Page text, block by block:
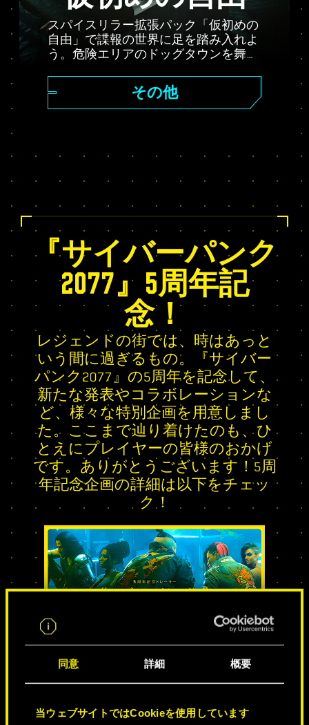
同意 詳細 概要
当ウェブサイトではCookieを使用しています
スパイスリラー拡張パック「仮初めの
自由」で諜報の世界に足を踏み入れよ
う。危険エリアのドッグタウンを舞台
選択肢に満ちたストーリーが展開。強
力なアビリティを解放するRelicスキル
ツリーに加え、ダイナミックなオープ
その他
『サイバーパンク
2077』5周年記
念！
レジェンドの街では、時はあっと
いう間に過ぎるもの。『サイバー
パンク2077』の5周年を記念して、
新たな発表やコラボレーションな
ど、様々な特別企画を用意しまし
た。ここまで辿り着けたのも、ひ
とえにプレイヤーの皆様のおかげ
です。ありがとうございます！5周
年記念企画の詳細は以下をチェッ
ク！
レジェンドの街